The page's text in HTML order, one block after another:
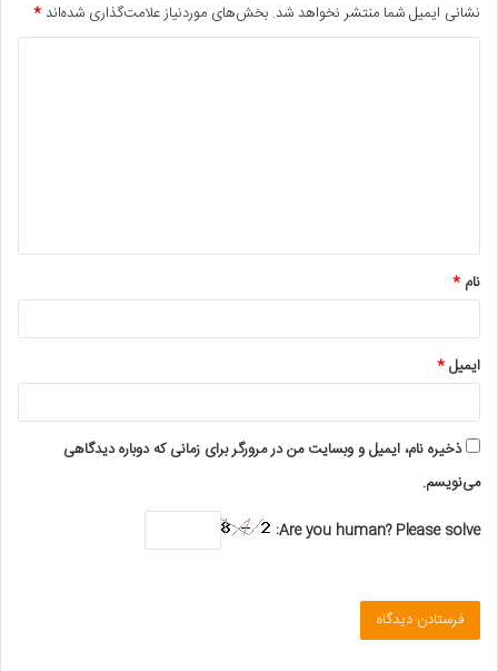
نشانی ایمیل شما منتشر نخواهد شد. بخش‌های موردنیاز علامت‌گذاری شده‌اند*
*
نام *
ایمیل*
ذخیره نام، ایمیل و وبسایت من در مرورگر برای زمانی که دوباره دیدگاهی
می‌نویسم.
Are you human? Please solve: